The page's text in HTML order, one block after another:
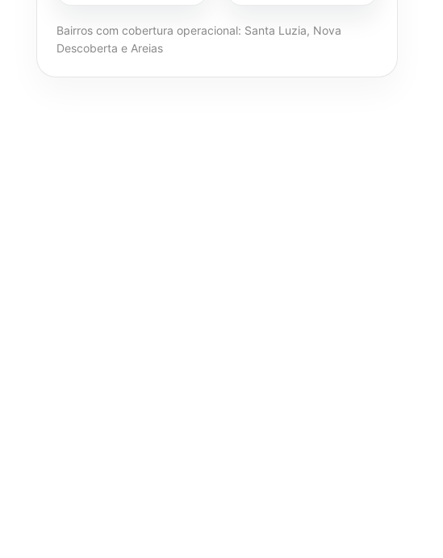
Bairros com cobertura operacional: Santa Luzia, Nova
Descoberta e Areias